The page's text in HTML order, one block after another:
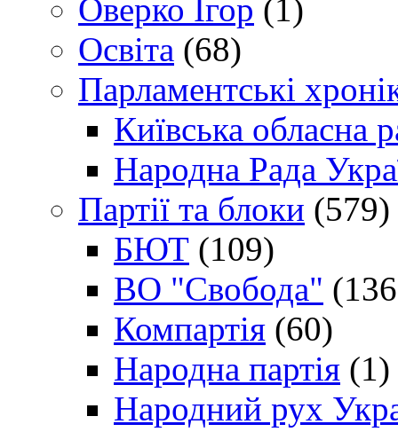
Оверко Ігор (1)
Освіта (68)
Парламентські
Київська обласна
Народна Рада
Партії та блоки (579)
БЮТ (109)
ВО "Свобода"
Компартія (60)
Народна партія (1)
Народний рух